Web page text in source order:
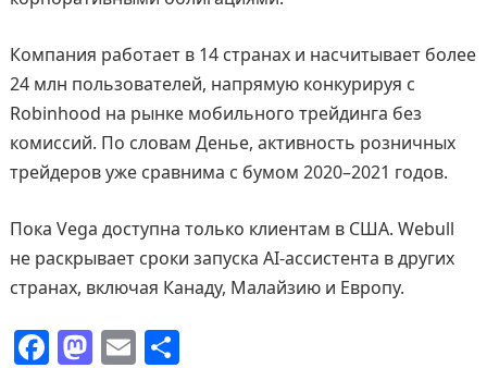
Компания работает в 14 странах и насчитывает более
24 млн пользователей, напрямую конкурируя с
Robinhood на рынке мобильного трейдинга без
комиссий. По словам Денье, активность розничных
трейдеров уже сравнима с бумом 2020–2021 годов.
Пока Vega доступна только клиентам в США. Webull
не раскрывает сроки запуска AI-ассистента в других
странах, включая Канаду, Малайзию и Европу.
F M E О